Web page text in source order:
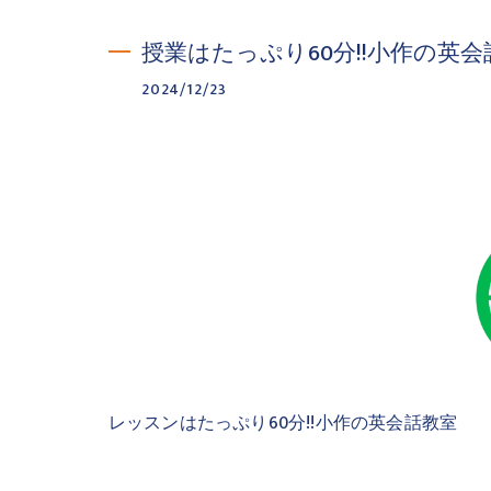
授業はたっぷり60分!!小作の英会
2024/12/23
レッスンはたっぷり60分!!小作の英会話教室